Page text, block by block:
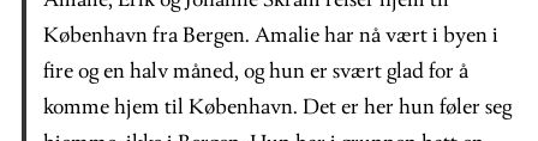
København fra Bergen. Amalie har nå vært i byen i
fire og en halv måned, og hun er svært glad for å
komme hjem til København. Det er her hun føler seg